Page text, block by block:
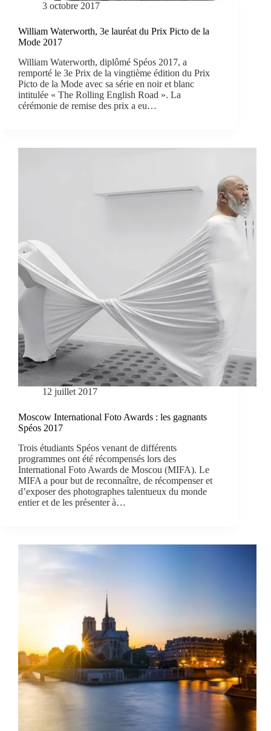
3 octobre 2017
William Waterworth, 3e lauréat du Prix Picto de la
Mode 2017
William Waterworth, diplômé Spéos 2017, a
remporté le 3e Prix de la vingtième édition du Prix
Picto de la Mode avec sa série en noir et blanc
intitulée « The Rolling English Road ». La
cérémonie de remise des prix a eu…
12 juillet 2017
Moscow International Foto Awards : les gagnants
Spéos 2017
Trois étudiants Spéos venant de différents
programmes ont été récompensés lors des
International Foto Awards de Moscou (MIFA). Le
MIFA a pour but de reconnaître, de récompenser et
d’exposer des photographes talentueux du monde
entier et de les présenter à…